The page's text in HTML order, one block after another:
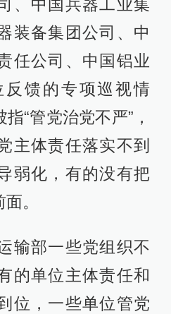
、中国兵器工业集
装备集团公司、中
任公司、中国铝业
馈的专项巡视情
“管党治党不严”，
主体责任落实不到
弱化，有的没有把
。
输部一些党组织不
的单位主体责任和
位，一些单位管党